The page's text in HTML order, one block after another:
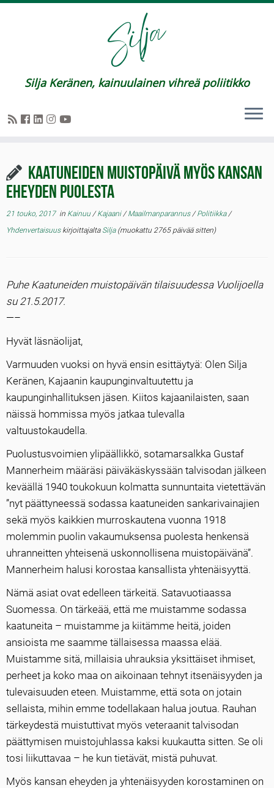
Silja Keränen, kainuulainen vihreä poliitikko
Kaatuneiden muistopäivä myös kansan
eheyden puolesta
21 touko, 2017in Kainuu /Kajaani/Maailmanparannus/Politiikka/
Yhdenvertaisuus kirjoittajalta Silja(muokattu 2765 päivää sitten)
Puhe Kaatuneiden muistopäivän tilaisuudessa Vuolijoella
su 21.5.2017.
—–
Hyvät läsnäolijat,
Varmuuden vuoksi on hyvä ensin esittäytyä: Olen Silja
Keränen, Kajaanin kaupunginvaltuutettu ja
kaupunginhallituksen jäsen. Kiitos kajaanilaisten, saan
näissä hommissa myös jatkaa tulevalla
valtuustokaudella.
Puolustusvoimien ylipäällikkö, sotamarsalkka Gustaf
Mannerheim määräsi päiväkäskyssään talvisodan jälkeen
keväällä 1940 toukokuun kolmatta sunnuntaita vietettävän
”nyt päättyneessä sodassa kaatuneiden sankarivainajien
sekä myös kaikkien murroskautena vuonna 1918
molemmin puolin vakaumuksensa puolesta henkensä
uhranneitten yhteisenä uskonnollisena muistopäivänä”.
Mannerheim halusi korostaa kansallista yhtenäisyyttä.
Nämä asiat ovat edelleen tärkeitä. Satavuotiaassa
Suomessa. On tärkeää, että me muistamme sodassa
kaatuneita – muistamme ja kiitämme heitä, joiden
ansioista me saamme tällaisessa maassa elää.
Muistamme sitä, millaisia uhrauksia yksittäiset ihmiset,
perheet ja koko maa on aikoinaan tehnyt itsenäisyyden ja
tulevaisuuden eteen. Muistamme, että sota on jotain
sellaista, mihin emme todellakaan halua joutua. Rauhan
tärkeydestä muistuttivat myös veteraanit talvisodan
päättymisen muistojuhlassa kaksi kuukautta sitten. Se oli
tosi liikuttavaa – he kun tietävät, mistä puhuvat.
Myös kansan eheyden ja yhtenäisyyden korostaminen on